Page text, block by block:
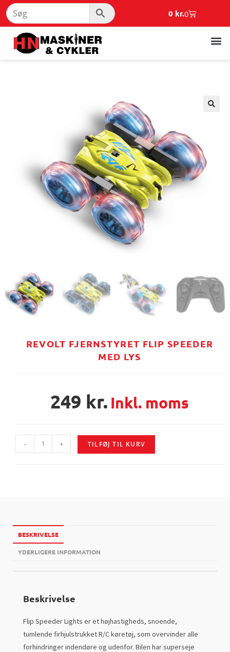
0 kr.0
REVOLT FJERNSTYRET FLIP SPEEDER
MED LYS
249 kr. Inkl. moms
- + TILFØJ TIL KURV
BESKRIVELSE
YDERLIGERE INFORMATION
Beskrivelse
Flip Speeder Lights er et højhastigheds, snoende,
tumlende firhjulstrukket R/C køretøj, som overvinder alle
forhindringer indendøre og udenfor. Bilen har superseje